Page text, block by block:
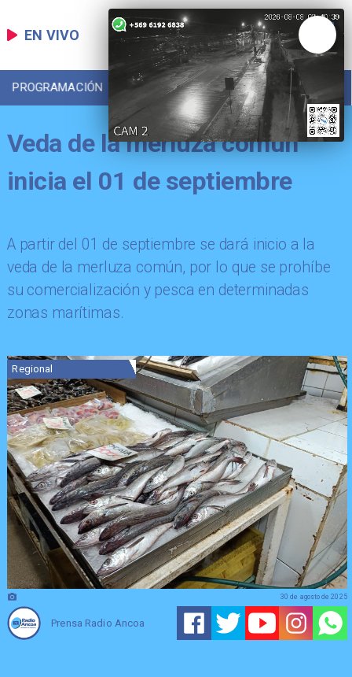
EN VIVO
PROGRAMACIÓN LOCAL DEPORTES
Veda de la merluza común
inicia el 01 de septiembre
A partir del 01 de septiembre se dará inicio a la
veda de la merluza común, por lo que se prohíbe
su comercialización y pesca en determinadas
zonas marítimas.
Regional
Prensa Radio Ancoa
30 de agosto de 2025